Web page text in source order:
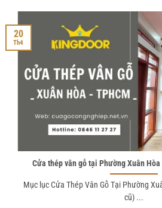
Cửa thép vân gỗ tại Phường Xuân
Mục lục Cửa Thép Vân Gỗ Tại Phường
cũ) ...
20
Th4